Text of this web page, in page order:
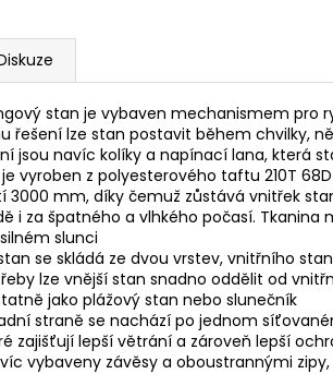
stan je vybaven mechanismem pro
řešení lze stan postavit během chvilky,
jsou navíc kolíky a napínací lana, která
vyroben z polyesterového taftu 210T
3000 mm, díky čemuž zůstává vnitřek
i za špatného a vlhkého počasí. Tkanina
slunci
se skládá ze dvou vrstev, vnitřního
lze vnější stan snadno oddělit od
jako plážový stan nebo slunečník
straně se nachází po jednom
zajišťují lepší větrání a zároveň lepší
vybaveny závěsy a oboustrannými